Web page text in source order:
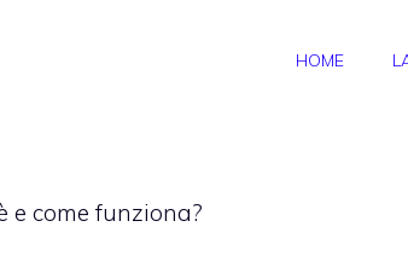
HOME
e come funziona?